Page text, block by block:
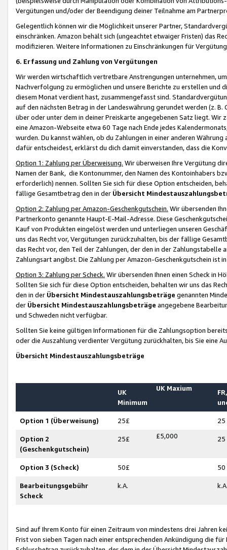
Vergütungen und/oder der Beendigung deiner Teilnahme am
Gelegentlich können wir die Möglichkeit unserer Partner,
einschränken. Amazon behält sich (ungeachtet etwaiger Fristen) das
modifizieren. Weitere Informationen zu Einschränkungen für
6. Erfassung und Zahlung von Vergütungen
Wir werden wirtschaftlich vertretbare Anstrengungen unternehmen,
Nachverfolgung zu ermöglichen und unsere Berichte zu erstellen und
diesem Monat verdient hast, zusammengefasst sind.
auf den nächsten Betrag in der Landeswährung gerundet werden (z.
über oder unter dem in deiner Preiskarte angegebenen Satz liegt.
eine Amazon-Webseite etwa 60 Tage nach Ende jedes
wurden. Du kannst wählen, ob du Zahlungen in einer anderen
dafür entscheidest, erklärst du dich damit einverstanden, dass die
Option 1: Zahlung per Überweisung. Wir überweisen Ihre Vergütung
Namen der Bank, die Kontonummer, den Namen des Kontoinhabers
erforderlich) nennen. Sollten Sie sich für diese Option entscheiden,
fällige Gesamtbetrag den in der Übersicht
Option 2: Zahlung per Amazon-Geschenkgutschein. Wir übersenden
Partnerkonto genannte Haupt-E-Mail-Adresse. Diese
Kauf von Produkten eingelöst werden und unterliegen unseren
uns das Recht vor, Vergütungen zurückzuhalten, bis der fällige
das Recht vor, den Teil der Zahlungen, der den in der
Zahlungsart angibst. Die Zahlung per Amazon-Geschenkgutschein ist
Option 3: Zahlung per Scheck. Wir übersenden Ihnen einen Scheck in
Sollten Sie sich für diese Option entscheiden, behalten wir uns das
den in der Übersicht Mindestauszahlungsbeträge genannten
der Übersicht Mindestauszahlungsbeträge angegebene
und Schweden nicht verfügbar.
Sollten Sie keine gültigen Informationen für die Zahlungsoption
oder die Auszahlung verdienter Vergütung zurückhalten, bis Sie
Übersicht Mindestauszahlungsbeträge
UK
Minimum
UK Maxium
Option 1 (Überweisung) 25£ 25
Option 2
(Geschenkgutschein)
25£ £5,000 25
Option 3 (Scheck) 50£ 50
Bearbeitungsgebühr
Scheck
k.A.
Sind auf Ihrem Konto für einen Zeitraum von mindestens drei Jahren
Frist von sieben Tagen nach einer entsprechenden Ankündigung die